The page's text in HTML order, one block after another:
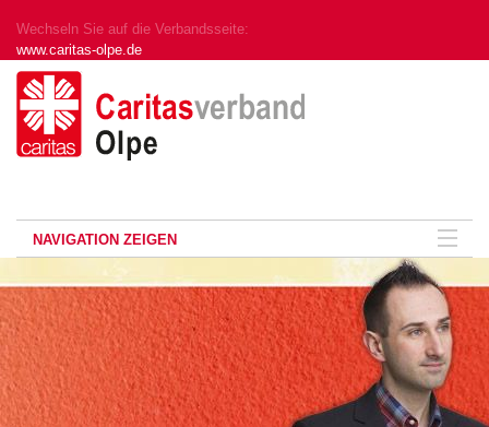
Wechseln Sie auf die Verbandsseite:
www.caritas-olpe.de
NAVIGATION ZEIGEN